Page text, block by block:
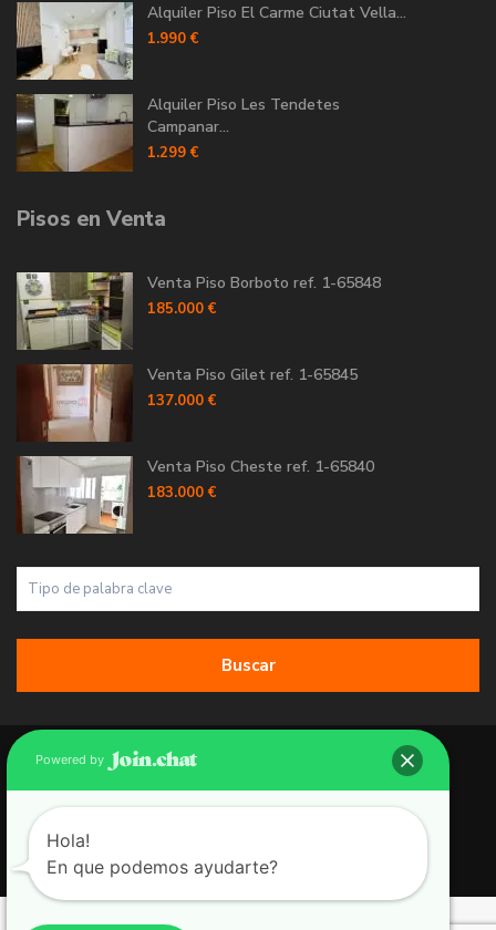
Alquiler Piso El Carme Ciutat Vella...
1.990 €
Alquiler Piso Les Tendetes
Campanar...
1.299 €
Pisos en Venta
Venta Piso Borboto ref. 1-65848
185.000 €
Venta Piso Gilet ref. 1-65845
137.000 €
Venta Piso Cheste ref. 1-65840
183.000 €
Buscar
Copyright 2026 | Grupo 90 inmobiliarias. All Rights Reserved.
Política de Cookies
Política de Privacidad
Aviso Legal
Powered by
Hola!
En que podemos ayudarte?